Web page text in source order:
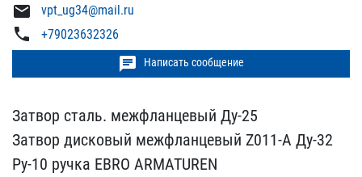
mail vpt_ug34@mail.ru
phone +79023632326
chat Написать сообщение
Затвор сталь. межфланцев​ый Ду-25
Затвор дисковы​й межфланцевый Z011-A Ду​-32
Ру-10 ручка EBRO ARM​ATUREN